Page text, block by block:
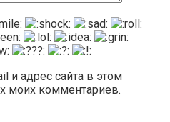
и адрес сайта в этом
моих комментариев.